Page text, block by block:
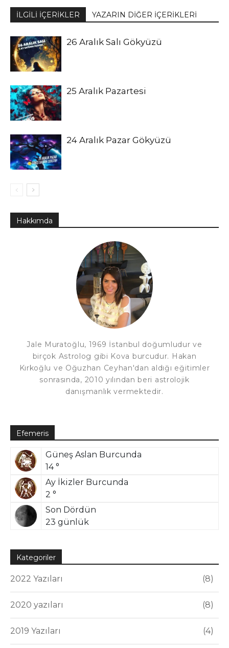
İLGİLİ İÇERİKLER YAZARIN DİĞER İÇERİKLERİ
26 Aralık Salı Gökyüzü
25 Aralık Pazartesi
24 Aralık Pazar Gökyüzü
Hakkımda
Jale Muratoğlu, 1969 İstanbul doğumludur ve
birçok Astrolog gibi Kova burcudur. Hakan
Kırkoğlu ve Oğuzhan Ceyhan'dan aldığı eğitimler
sonrasında, 2010 yılından beri astrolojik
danışmanlık vermektedir.
Efemeris
Güneş Aslan Burcunda
14 °
Ay İkizler Burcunda
2 °
Son Dördün
23 günlük
Kategoriler
2022 Yazıları 8
2020 yazıları 8
2019 Yazıları 4